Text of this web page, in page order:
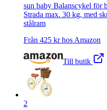
sun baby Balanscykel för
Strada max. 30 kg, med
stålram
Från 425 kr hos Amazon
Till butik
2